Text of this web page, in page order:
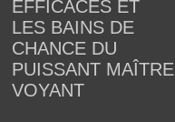
EFFICACES ET
LES BAINS DE
CHANCE DU
PUISSANT MAÎTRE
VOYANT